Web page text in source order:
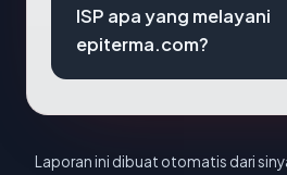
ISP apa yang melayani
epiterma.com?
Laporan ini dibuat otomatis dari